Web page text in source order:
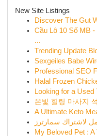
New Site Listings
Discover The Gut
Cầu Lô 10 Số MB
...
Trending Update
Sexgeiles Babe
Professional SEO
Halal Frozen
Looking for a Used
온빛 힐링 마사지
A Ultimate Keto
لاشتراك سمارترز
My Beloved Pet :